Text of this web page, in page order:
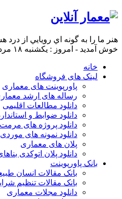
هنر ما را به گونه اي رويايي از
خوش آمدید - امروز : یکشنبه ۱۸ مرداد ۱۴۰۵
خانه
لینک های فروشگاه
پاورپوینت های معماری
رساله های ارشد
دانلود مطالعات اقلیمی
دانلود ضوابط و
دانلود پروژه های مرمت
دانلود نمونه های
پلان های معماری
دانلود پلان اتوکدی
بانک پاورپوینت
بانک مقالات انسان
بانک مقالات تنظیم
دانلود مجلات معماری